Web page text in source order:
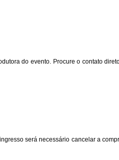
do evento. Procure o contato
será necessário cancelar a